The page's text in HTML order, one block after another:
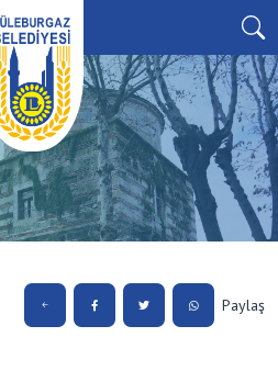
Paylaş